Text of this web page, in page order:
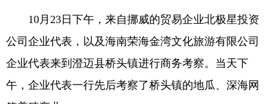
10月23日下午，来自挪威的贸易企业北极星投资
公司企业代表，以及海南荣海金湾文化旅游有限公司
企业代表来到澄迈县桥头镇进行商务考察。当天下
午，企业代表一行先后考察了桥头镇的地瓜、深海网